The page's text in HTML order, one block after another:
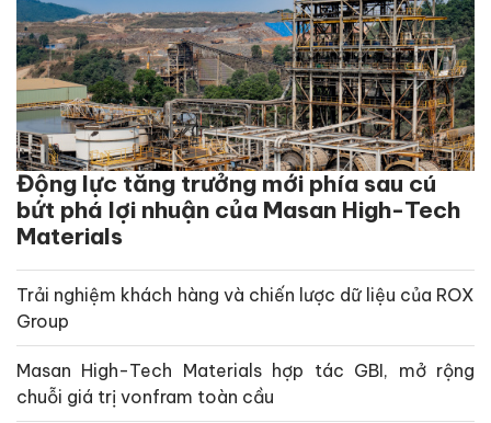
Động lực tăng trưởng mới phía sau cú
bứt phá lợi nhuận của Masan High-Tech
Materials
Trải nghiệm khách hàng và chiến lược dữ liệu của ROX
Group
Masan High-Tech Materials hợp tác GBI, mở rộng
chuỗi giá trị vonfram toàn cầu